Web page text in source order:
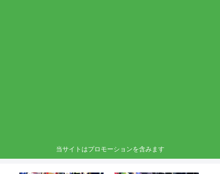
当サイトはプロモーションを含みます